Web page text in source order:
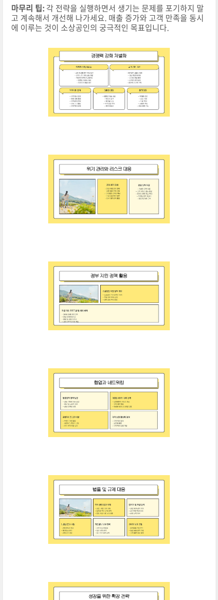
마무리 팁:각 전략을 실행하면서 생기는 문제를 포기하지 말
고 계속해서 개선해 나가세요. 매출 증가와 고객 만족을 동시
에 이루는 것이 소상공인의 궁극적인 목표입니다.